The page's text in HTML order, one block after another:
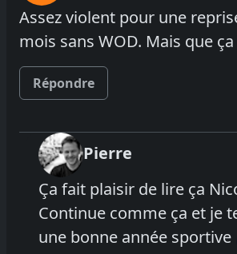
Assez violent pour une
mois sans WOD. Mais que
Répondre
Pierre
Ça fait plaisir de lire ça
Continue comme ça et je
une bonne année sportive